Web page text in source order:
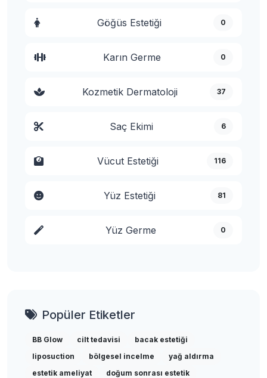
Göğüs Estetiği 0
Karın Germe 0
Kozmetik Dermatoloji 37
Saç Ekimi 6
Vücut Estetiği 116
Yüz Estetiği 81
Yüz Germe 0
Popüler Etiketler
BB Glow cilt tedavisi
bacak estetiği
liposuction
bölgesel incelme
yağ aldırma
estetik ameliyat
doğum sonrası estetik